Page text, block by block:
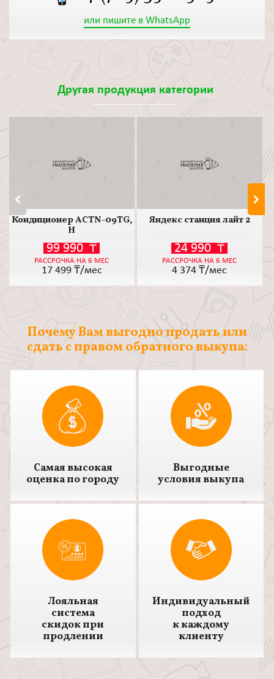
или пишите в WhatsApp
Другая продукция категории
Кондиционер ACTN-09TG,
Н
99 990 ₸
РАССРОЧКА НА 6 МЕС
17 499₸/мес
Яндекс станция лайт 2
24 990 ₸
РАССРОЧКА НА 6 МЕС
4 374 ₸/мес
Почему Вам выгодно продать или
сдать с правом обратного выкупа:
Самая высокая
оценка по городу
Выгодные
условия выкупа
Лояльная
система
скидок при
продлении
Индивидуальный
подход
к каждому
клиенту